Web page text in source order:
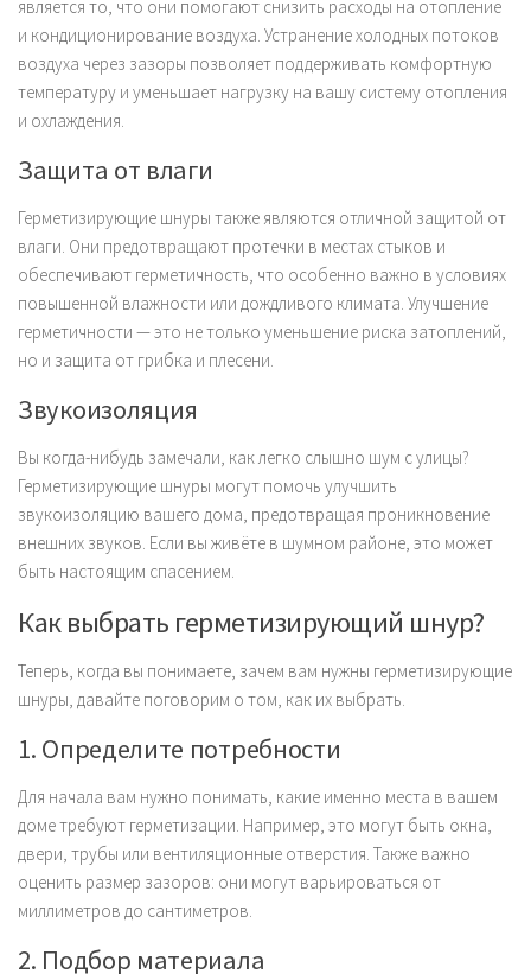
является то, что они помогают снизить расходы на отопление
и кондиционирование воздуха. Устранение холодных потоков
воздуха через зазоры позволяет поддерживать комфортную
температуру и уменьшает нагрузку на вашу систему отопления
и охлаждения.
Защита от влаги
Герметизирующие шнуры также являются отличной защитой от
влаги. Они предотвращают протечки в местах стыков и
обеспечивают герметичность, что особенно важно в условиях
повышенной влажности или дождливого климата. Улучшение
герметичности — это не только уменьшение риска затоплений,
но и защита от грибка и плесени.
Звукоизоляция
Вы когда-нибудь замечали, как легко слышно шум с улицы?
Герметизирующие шнуры могут помочь улучшить
звукоизоляцию вашего дома, предотвращая проникновение
внешних звуков. Если вы живёте в шумном районе, это может
быть настоящим спасением.
Как выбрать герметизирующий шнур?
Теперь, когда вы понимаете, зачем вам нужны герметизирующие
шнуры, давайте поговорим о том, как их выбрать.
1. Определите потребности
Для начала вам нужно понимать, какие именно места в вашем
доме требуют герметизации. Например, это могут быть окна,
двери, трубы или вентиляционные отверстия. Также важно
оценить размер зазоров: они могут варьироваться от
миллиметров до сантиметров.
2. Подбор материала